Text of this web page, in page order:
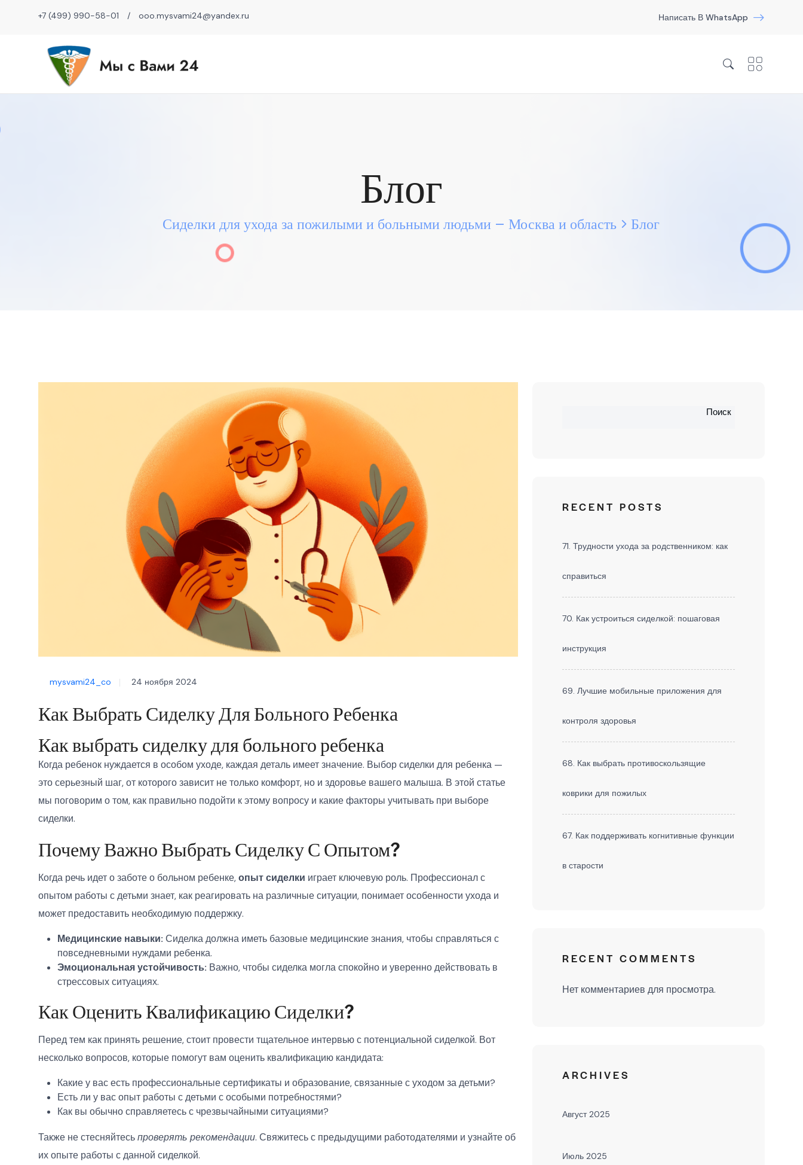
+7 (499) 990-58-01 / ooo.mysvami24@yandex.ru Написать В WhatsApp
Блог
Сиделки для ухода за пожилыми и больными людьми – Москва и область Блог
mysvami24_co 24 ноября 2024
Как Выбрать Сиделку Для Больного Ребенка
Как выбрать сиделку для больного ребенка
Когда ребенок нуждается в особом уходе, каждая деталь имеет значение. Выбор сиделки для ребенка —
это серьезный шаг, от которого зависит не только комфорт, но и здоровье вашего малыша. В этой статье
мы поговорим о том, как правильно подойти к этому вопросу и какие факторы учитывать при выборе
сиделки.
Почему Важно Выбрать Сиделку С Опытом?
Когда речь идет о заботе о больном ребенке,опыт сиделки играет ключевую роль. Профессионал с
опытом работы с детьми знает, как реагировать на различные ситуации, понимает особенности ухода и
может предоставить необходимую поддержку.
Медицинские навыки: Сиделка должна иметь базовые медицинские знания, чтобы справляться с
повседневными нуждами ребенка.
Эмоциональная устойчивость: Важно, чтобы сиделка могла спокойно и уверенно действовать в
стрессовых ситуациях.
Как Оценить Квалификацию Сиделки?
Перед тем как принять решение, стоит провести тщательное интервью с потенциальной сиделкой. Вот
несколько вопросов, которые помогут вам оценить квалификацию кандидата:
Какие у вас есть профессиональные сертификаты и образование, связанные с уходом за детьми?
Есть ли у вас опыт работы с детьми с особыми потребностями?
Как вы обычно справляетесь с чрезвычайными ситуациями?
Также не стесняйтесьпроверять рекомендации. Свяжитесь с предыдущими работодателями и узнайте об
их опыте работы с данной сиделкой.
Поиск
RECENT POSTS
71. Трудности ухода за родственником: как
справиться
70. Как устроиться сиделкой: пошаговая
инструкция
69. Лучшие мобильные приложения для
контроля здоровья
68. Как выбрать противоскользящие
коврики для пожилых
67. Как поддерживать когнитивные функции
в старости
RECENT COMMENTS
Нет комментариев для просмотра.
ARCHIVES
Август 2025
Июль 2025